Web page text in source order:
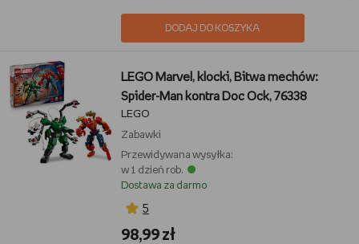
DODAJ DO KOSZYKA
LEGO Marvel, klocki, Bitwa mechów:
Spider-Man kontra Doc Ock, 76338
LEGO
Zabawki
Przewidywana wysyłka:
w 1 dzień rob.
Dostawa za darmo
5
98,99 zł